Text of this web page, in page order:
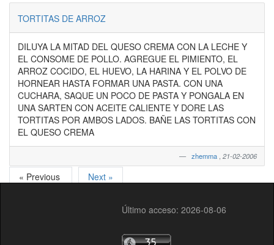
TORTITAS DE ARROZ
DILUYA LA MITAD DEL QUESO CREMA CON LA LECHE Y
EL CONSOME DE POLLO. AGREGUE EL PIMIENTO, EL
ARROZ COCIDO, EL HUEVO, LA HARINA Y EL POLVO DE
HORNEAR HASTA FORMAR UNA PASTA. CON UNA
CUCHARA, SAQUE UN POCO DE PASTA Y PONGALA EN
UNA SARTEN CON ACEITE CALIENTE Y DORE LAS
TORTITAS POR AMBOS LADOS. BAÑE LAS TORTITAS CON
EL QUESO CREMA
zhemma 21-02-2006
« Previous Next »
Último acceso: 2026-08-06